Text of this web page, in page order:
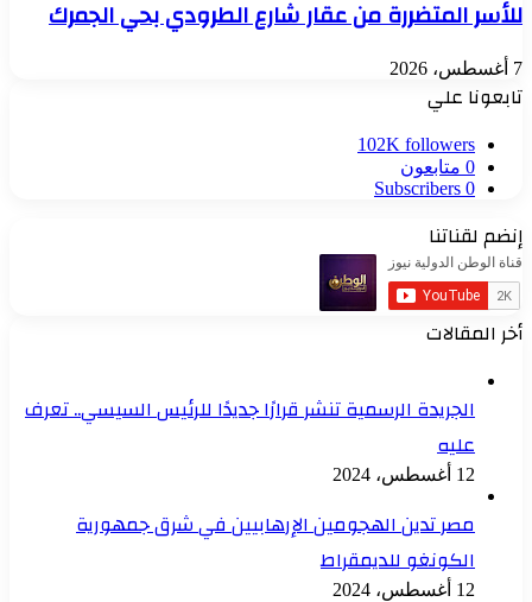
للأسر المتضررة من عقار شارع الطرودي بحي الجمرك
7 أغسطس، 2026
تابعونا علي
102K followers
0 متابعون
0
Subscribers
إنضم لقناتنا
أخر المقالات
الجريدة الرسمية تنشر قرارًا جديدًا للرئيس السيسي.. تعرف
عليه
12 أغسطس، 2024
مصر تدين الهجومين الإرهابيين في شرق جمهورية
الكونغو للديمقراط
12 أغسطس، 2024